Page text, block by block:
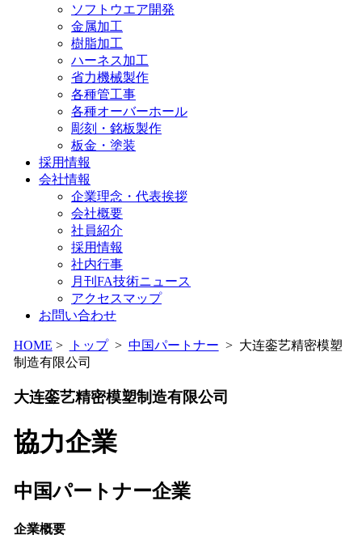
ソフトウエア開発
金属加工
樹脂加工
ハーネス加工
省力機械製作
各種管工事
各種オーバーホール
彫刻・銘板製作
板金・塗装
採用情報
会社情報
企業理念・代表挨拶
会社概要
社員紹介
採用情報
社内行事
月刊FA技術ニュース
アクセスマップ
お問い合わせ
HOME > トップ> 中国パートナー > 大连銮艺精密模塑
制造有限公司
大连銮艺精密模塑制造有限公司
協力企業
中国パートナー企業
企業概要